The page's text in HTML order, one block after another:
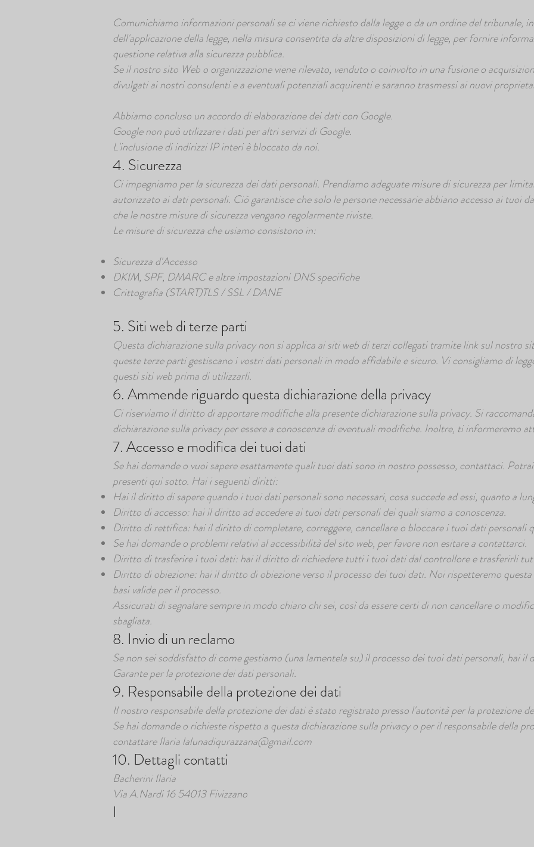
Comunichiamo informazioni personali se ci viene richiesto dalla legge o da un ordine del tribunale,
dell'applicazione della legge, nella misura consentita da altre disposizioni di legge, per fornire
questione relativa alla sicurezza pubblica.
Se il nostro sito Web o organizzazione viene rilevato, venduto o coinvolto in una fusione o
divulgati ai nostri consulenti e a eventuali potenziali acquirenti e saranno trasmessi ai nuovi
Abbiamo concluso un accordo di elaborazione dei dati con Google.
Google non può utilizzare i dati per altri servizi di Google.
L'inclusione di indirizzi IP interi è bloccato da noi.
4. Sicurezza
Ci impegniamo per la sicurezza dei dati personali. Prendiamo adeguate misure di sicurezza per
autorizzato ai dati personali. Ciò garantisce che solo le persone necessarie abbiano accesso ai tuoi
che le nostre misure di sicurezza vengano regolarmente riviste.
Le misure di sicurezza che usiamo consistono in:
Sicurezza d'Accesso
DKIM, SPF, DMARC e altre impostazioni DNS specifiche
Crittografia (START)TLS / SSL / DANE
5. Siti web di terze parti
Questa dichiarazione sulla privacy non si applica ai siti web di terzi collegati tramite link sul nostro
queste terze parti gestiscano i vostri dati personali in modo affidabile e sicuro. Vi consigliamo di
questi siti web prima di utilizzarli.
6. Ammende riguardo questa dichiarazione della privacy
Ci riserviamo il diritto di apportare modifiche alla presente dichiarazione sulla privacy. Si
dichiarazione sulla privacy per essere a conoscenza di eventuali modifiche. Inoltre, ti informeremo
7. Accesso e modifica dei tuoi dati
Se hai domande o vuoi sapere esattamente quali tuoi dati sono in nostro possesso, contattaci.
presenti qui sotto. Hai i seguenti diritti:
Hai il diritto di sapere quando i tuoi dati personali sono necessari, cosa succede ad essi, quanto a
Diritto di accesso: hai il diritto ad accedere ai tuoi dati personali dei quali siamo a conoscenza.
Diritto di rettifica: hai il diritto di completare, correggere, cancellare o bloccare i tuoi dati personali
Se hai domande o problemi relativi al accessibilità del sito web, per favore non esitare a contattarci.
Diritto di trasferire i tuoi dati: hai il diritto di richiedere tutti i tuoi dati dal controllore e trasferirli
Diritto di obiezione: hai il diritto di obiezione verso il processo dei tuoi dati. Noi rispetteremo questa
basi valide per il processo.
Assicurati di segnalare sempre in modo chiaro chi sei, così da essere certi di non cancellare o
sbagliata.
8. Invio di un reclamo
Se non sei soddisfatto di come gestiamo (una lamentela su) il processo dei tuoi dati personali, hai
Garante per la protezione dei dati personali.
9. Responsabile della protezione dei dati
Il nostro responsabile della protezione dei dati è stato registrato presso l'autorità per la protezione
Se hai domande o richieste rispetto a questa dichiarazione sulla privacy o per il responsabile della
contattare Ilarialalunadiqurazzana@gmail.com
10. Dettagli contatti
Bacherini Ilaria
Via A.Nardi 16 54013 Fivizzano
I